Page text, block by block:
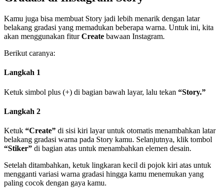
Kamu juga bisa membuat Story jadi lebih menarik dengan latar
belakang gradasi yang memadukan beberapa warna. Untuk ini, kita
akan menggunakan fiturCreate bawaan Instagram.
Berikut caranya:
Langkah 1
Ketuk simbol plus (+) di bagian bawah layar, lalu tekan “Story.”
Langkah 2
Ketuk “Create” di sisi kiri layar untuk otomatis menambahkan latar
belakang gradasi warna pada Story kamu. Selanjutnya, klik tombol
“Stiker” di bagian atas untuk menambahkan elemen desain.
Setelah ditambahkan, ketuk lingkaran kecil di pojok kiri atas untuk
mengganti variasi warna gradasi hingga kamu menemukan yang
paling cocok dengan gaya kamu.